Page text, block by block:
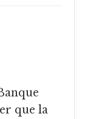
que la